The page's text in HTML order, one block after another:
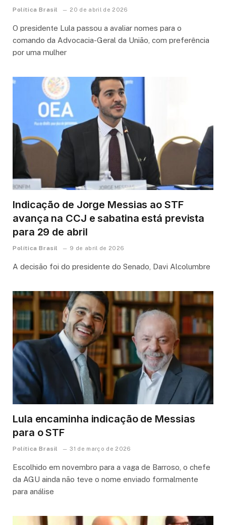
Política Brasil 20 de abril de 2026
O presidente Lula passou a avaliar nomes para o
comando da Advocacia-Geral da União, com preferência
por uma mulher
Indicação de Jorge Messias ao STF
avança na CCJ e sabatina está prevista
para 29 de abril
Política Brasil 9 de abril de 2026
A decisão foi do presidente do Senado, Davi Alcolumbre
Lula encaminha indicação de Messias
para o STF
Política Brasil 31 de março de 2026
Escolhido em novembro para a vaga de Barroso, o chefe
da AGU ainda não teve o nome enviado formalmente
para análise